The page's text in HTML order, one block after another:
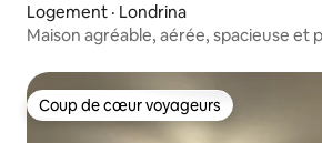
Logement · Londrina
Maison agréable, aérée, spacieuse et
Coup de cœur voyageurs
Coup de cœur voyageurs